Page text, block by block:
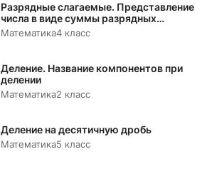
Разрядные слагаемые. Представление
числа в виде суммы разрядных
слагаемых
Математика4 класс
Деление. Название компонентов при
делении
Математика2 класс
Деление на десятичную дробь
Математика5 класс